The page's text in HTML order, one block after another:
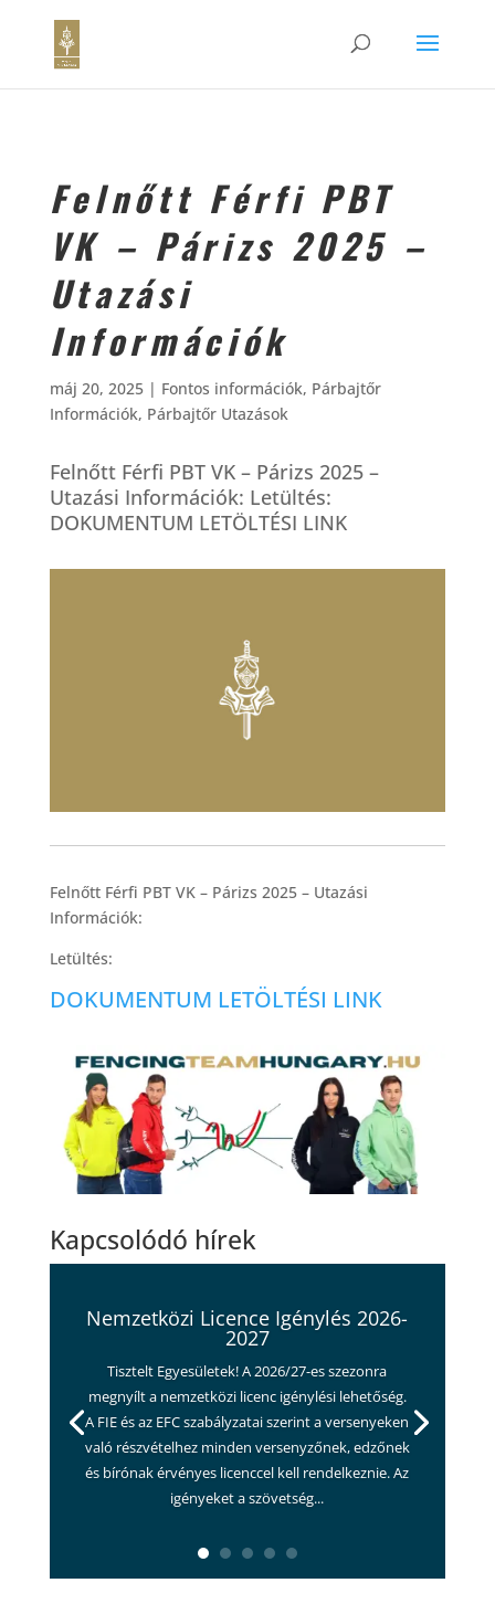
Felnőtt Férfi PBT
VK – Párizs 2025 –
Utazási
Információk
máj 20, 2025| Fontos információk, Párbajtőr
Információk, Párbajtőr Utazások
Felnőtt Férfi PBT VK – Párizs 2025 –
Utazási Információk: Letültés:
DOKUMENTUM LETÖLTÉSI LINK
Felnőtt Férfi PBT VK – Párizs 2025 – Utazási
Információk:
Letültés:
DOKUMENTUM LETÖLTÉSI LINK
Kapcsolódó hírek
Nemzetközi Licence Igénylés 2026-
2027
Tisztelt Egyesületek! A 2026/27-es szezonra
megnyílt a nemzetközi licenc igénylési lehetőség.
A FIE és az EFC szabályzatai szerint a versenyeken
való részvételhez minden versenyzőnek, edzőnek
és bírónak érvényes licenccel kell rendelkeznie. Az
igényeket a szövetség...